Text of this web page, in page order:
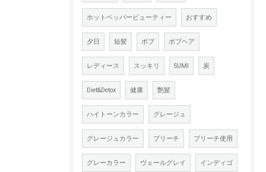
ホットペッパービューティー おすすめ
夕日 短髪 ボブ ボブヘア
レディース スッキリ SUMI 炭
Diet&Detox 健康 艶髪
ハイトーンカラー グレージュ
グレージュカラー ブリーチ ブリーチ使用
グレーカラー ヴェールグレイ インディゴ